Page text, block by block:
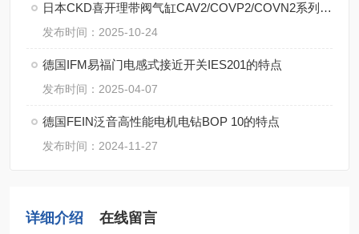
日本CKD喜开理带阀气缸CAV2/COVP2/COVN2系列的不同【湖南中村】
发布时间：2025-10-24
德国IFM易福门电感式接近开关IES201的特点
发布时间：2025-04-07
德国FEIN泛音高性能电机电钻BOP 10的特点
发布时间：2024-11-27
详细介绍 在线留言